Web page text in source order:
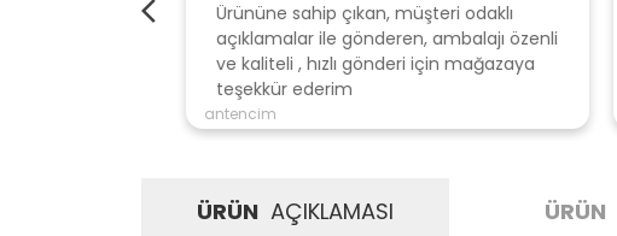
Ürününe sahip çıkan, müşteri odaklı
açıklamalar ile gönderen, ambalajı özenli
ve kaliteli , hızlı gönderi için mağazaya
teşekkür ederim
antencim
ÜRÜN AÇIKLAMASI ÜRÜN